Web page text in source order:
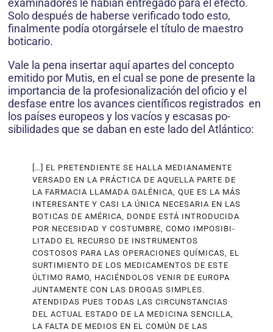
examinadores le habían entregado para el efecto.
Solo después de haberse verificado todo esto,
finalmente podía otorgársele el título de maestro
boticario.
Vale la pena insertar aquí apartes del concepto
emitido por Mutis, en el cual se pone de presente la
importancia de la profesionalización del oficio y el
desfase entre los avances científicos registrados en
los países europeos y los vacíos y escasas po­
sibilidades que se daban en este lado del Atlántico:
[…] EL PRETENDIENTE SE HALLA MEDIANAMENTE
VERSADO EN LA PRÁCTICA DE AQUELLA PARTE DE
LA FARMACIA LLAMADA GALÉNICA, QUE ES LA MÁS
INTERESANTE Y CASI LA ÚNICA NECESARIA EN LAS
BOTICAS DE AMÉRICA, DONDE ESTÁ INTRODUCIDA
POR NECESIDAD Y COSTUMBRE, COMO IMPOSIBI­
LITADO EL RECURSO DE INSTRUMENTOS
COSTOSOS PARA LAS OPERACIONES QUÍMICAS, EL
SURTIMIENTO DE LOS MEDICAMENTOS DE ESTE
ÚLTIMO RAMO, HACIÉNDOLOS VENIR DE EUROPA
JUNTAMENTE CON LAS DROGAS SIMPLES.
ATENDIDAS PUES TODAS LAS CIRCUNSTANCIAS
DEL ACTUAL ESTADO DE LA MEDICINA SENCILLA,
LA FALTA DE MEDIOS EN EL COMÚN DE LAS